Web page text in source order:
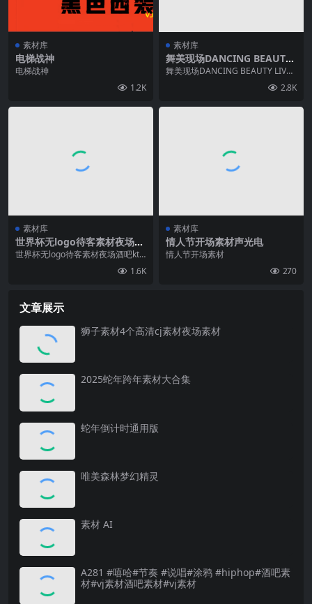
素材库
电梯战神
电梯战神
1.2K
素材库
舞美现场DANCING BEAUTY
LIV龙拳气氛爆点
舞美现场DANCING BEAUTY LIV龙
2.8K
素材库
世界杯无logo待客素材夜场酒
吧ktv音乐节
世界杯无logo待客素材夜场酒吧ktv
1.6K
素材库
情人节开场素材声光电
情人节开场素材
270
文章展示
狮子素材4个高清cj素材夜场素材
2025蛇年跨年素材大合集
蛇年倒计时通用版
唯美森林梦幻精灵
素材 AI
A281 #嘻哈#节奏 #说唱#涂鸦 #hiphop#酒吧素
材#vj素材酒吧素材#vj素材